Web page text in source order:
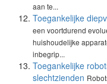
aan te...
Toegankelijke
een voortdurend
huishoudelijke
inbegrip...
Toegankelijke
slechtzienden